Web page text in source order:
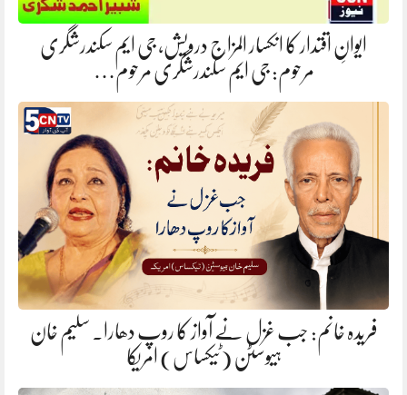
ایوانِ اقتدار کا انکسار المزاج درویش، جی ایم سکندرشگری
مرحوم: جی ایم سکندرشگری مرحوم…
فریدہ خانم: جب غزل نے آواز کا روپ دھارا. سلیم خان
ہیوسٹن (ٹیکساس) امریکا